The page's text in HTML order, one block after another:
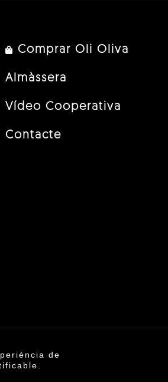
de
Comprar Oli Oliva
Almàssera
Vídeo Cooperativa
Contacte